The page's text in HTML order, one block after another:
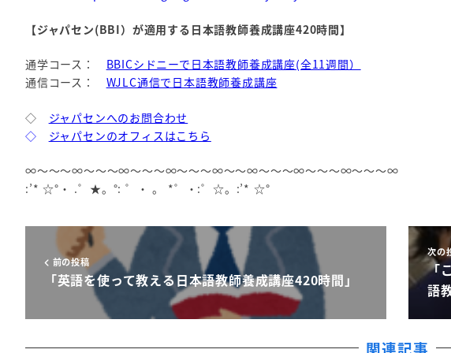
【ジャパセン(BBI）が適用する日本語教師養成講座420時間】
通学コース： BBICシドニーで日本語教師養成講座(全11週間）
通信コース： WJLC通信で日本語教師養成講座
◇ ジャパセンへのお問合わせ
◇
ジャパセンのオフィスはこちら
∞～～～∞～～～∞～～～∞～～～∞～～∞～～～∞～～～∞～～～∞
:’* ☆°・ .゜★。°: ゜・ 。 *゜・:゜☆。:’* ☆°
前の投稿
「英語を使って教える日本語教師養成講座420時間」
次の
「
語
関連記事